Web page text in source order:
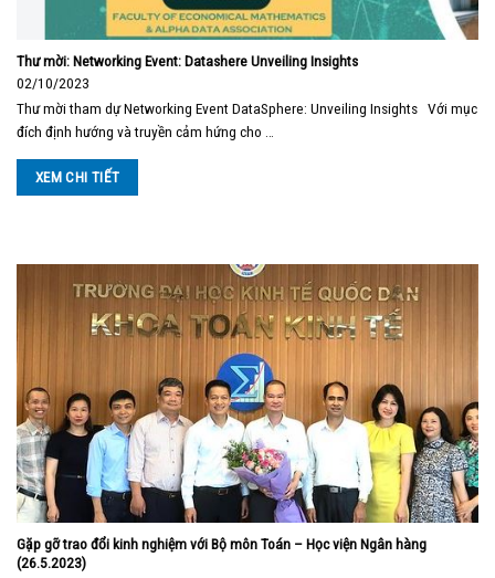
Thư mời: Networking Event: Datashere Unveiling Insights
02/10/2023
Thư mời tham dự Networking Event DataSphere: Unveiling Insights Với mục
đích định hướng và truyền cảm hứng cho …
XEM CHI TIẾT
Gặp gỡ trao đổi kinh nghiệm với Bộ môn Toán – Học viện Ngân hàng
(26.5.2023)